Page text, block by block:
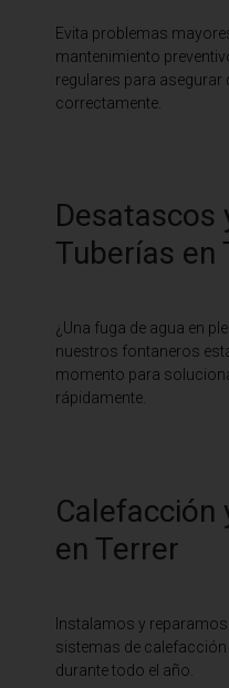
Evita problemas
mantenimiento
regulares para
correctamente.
Desatascos
Tuberías en
¿Una fuga de agua en
nuestros fontaneros
momento para
rápidamente.
Calefacción
en Terrer
Instalamos y
sistemas de
durante todo el año.